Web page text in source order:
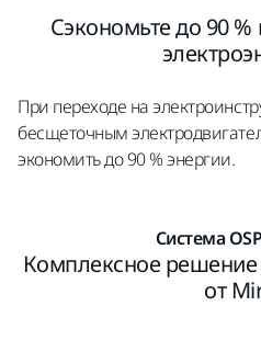
Сэкономьте до 90 %
При переходе на
бесщеточным
экономить до 90 % энергии.
Система
Комплексное решение
от